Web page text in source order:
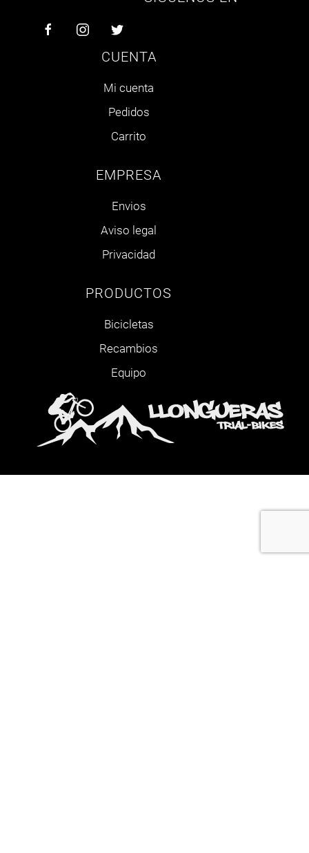
CUENTA
Mi cuenta
Pedidos
Carrito
EMPRESA
Envios
Aviso legal
Privacidad
PRODUCTOS
Bicicletas
Recambios
Equipo